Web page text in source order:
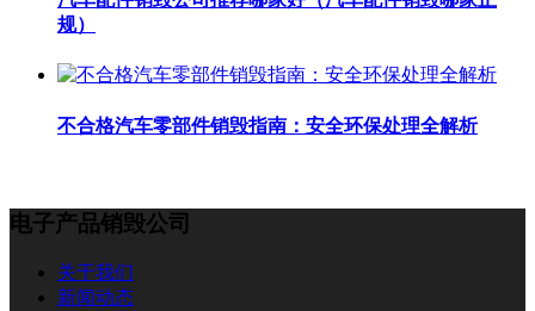
规）
不合格汽车零部件销毁指南：安全环保处理全解析
电子产品销毁公司
关于我们
新闻动态